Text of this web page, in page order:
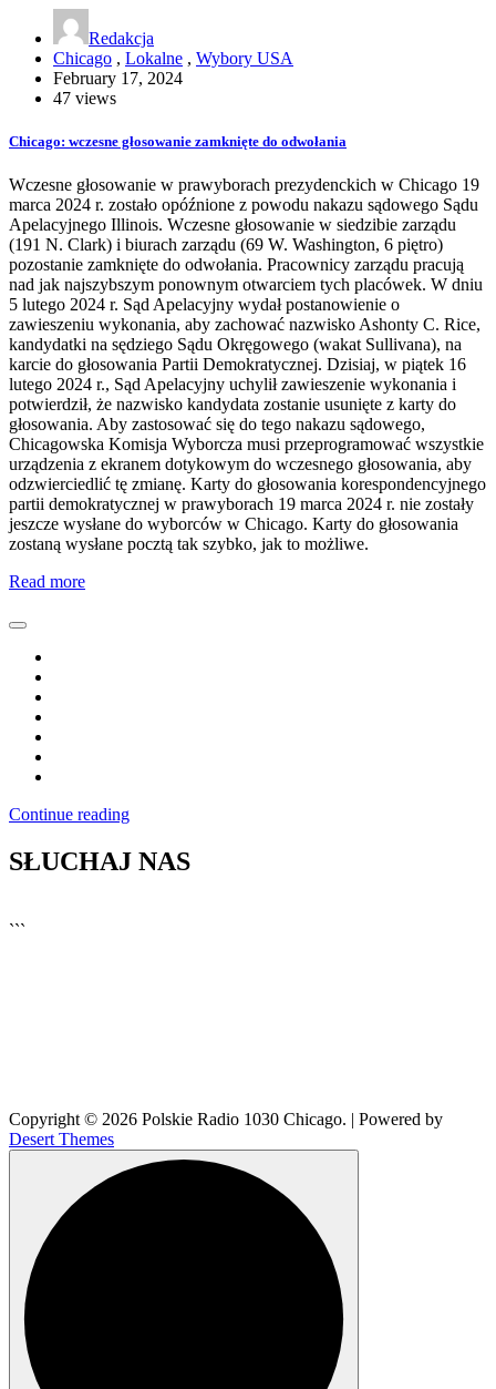
Redakcja
Chicago , Lokalne , Wybory USA
February 17, 2024
47 views
Chicago: wczesne głosowanie zamknięte do odwołania
Wczesne głosowanie w prawyborach prezydenckich w Chicago 19
marca 2024 r. zostało opóźnione z powodu nakazu sądowego Sądu
Apelacyjnego Illinois. Wczesne głosowanie w siedzibie zarządu
(191 N. Clark) i biurach zarządu (69 W. Washington, 6 piętro)
pozostanie zamknięte do odwołania. Pracownicy zarządu pracują
nad jak najszybszym ponownym otwarciem tych placówek. W dniu
5 lutego 2024 r. Sąd Apelacyjny wydał postanowienie o
zawieszeniu wykonania, aby zachować nazwisko Ashonty C. Rice,
kandydatki na sędziego Sądu Okręgowego (wakat Sullivana), na
karcie do głosowania Partii Demokratycznej. Dzisiaj, w piątek 16
lutego 2024 r., Sąd Apelacyjny uchylił zawieszenie wykonania i
potwierdził, że nazwisko kandydata zostanie usunięte z karty do
głosowania. Aby zastosować się do tego nakazu sądowego,
Chicagowska Komisja Wyborcza musi przeprogramować wszystkie
urządzenia z ekranem dotykowym do wczesnego głosowania, aby
odzwierciedlić tę zmianę. Karty do głosowania korespondencyjnego
partii demokratycznej w prawyborach 19 marca 2024 r. nie zostały
jeszcze wysłane do wyborców w Chicago. Karty do głosowania
zostaną wysłane pocztą tak szybko, jak to możliwe.
Read more
Continue reading
SŁUCHAJ NAS
```
Copyright © 2026 Polskie Radio 1030 Chicago. | Powered by
Desert Themes